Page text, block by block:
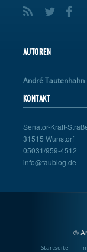
AUTOREN
André Tautenhahn
KONTAKT
Senator-Kraft-
31515 Wunstorf
05031/959-4512
info@taublog.de
©
Startseite